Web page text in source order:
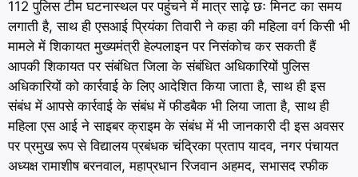
112 पुलिस टीम घटनास्थल पर पहुंचने में मात्र साढ़े छः मिनट का समय
लगाती है, साथ ही एसआई प्रियंका तिवारी ने कहा की महिला वर्ग किसी भी
मामले में शिकायत मुख्यमंत्री हेल्पलाइन पर निसंकोच कर सकती हैं
आपकी शिकायत पर संबंधित जिला के संबंधित अधिकारियों पुलिस
अधिकारियों को कार्रवाई के लिए आदेशित किया जाता है, साथ ही इस
संबंध में आपसे कार्रवाई के संबंध में फीडबैक भी लिया जाता है, साथ ही
महिला एस आई ने साइबर क्राइम के संबंध में भी जानकारी दी इस अवसर
पर प्रमुख रूप से विद्यालय प्रबंधक चंद्रिका प्रताप यादव, नगर पंचायत
अध्यक्ष रामाशीष बरनवाल, महाप्रधान रिजवान अहमद, सभासद रफीक